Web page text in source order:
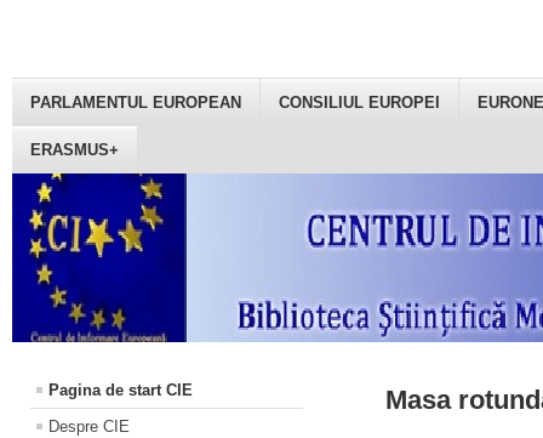
PARLAMENTUL EUROPEAN CONSILIUL EUROPEI
ERASMUS+
Pagina de start CIE
Despre CIE
Masa